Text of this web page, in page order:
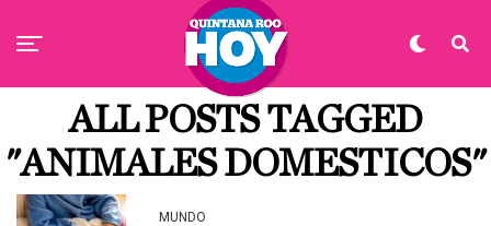
ALL POSTS TAGGED
"ANIMALES DOMESTICOS"
MUNDO